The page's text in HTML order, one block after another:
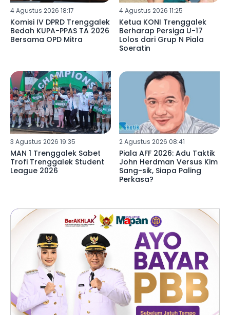
4 Agustus 2026 18:17
Komisi IV DPRD Trenggalek
Bedah KUPA-PPAS TA 2026
Bersama OPD Mitra
4 Agustus 2026 11:25
Ketua KONI Trenggalek
Berharap Persiga U-17
Lolos dari Grup N Piala
Soeratin
3 Agustus 2026 19:35
MAN 1 Trenggalek Sabet
Trofi Trenggalek Student
League 2026
2 Agustus 2026 08:41
Piala AFF 2026: Adu Taktik
John Herdman Versus Kim
Sang-sik, Siapa Paling
Perkasa?